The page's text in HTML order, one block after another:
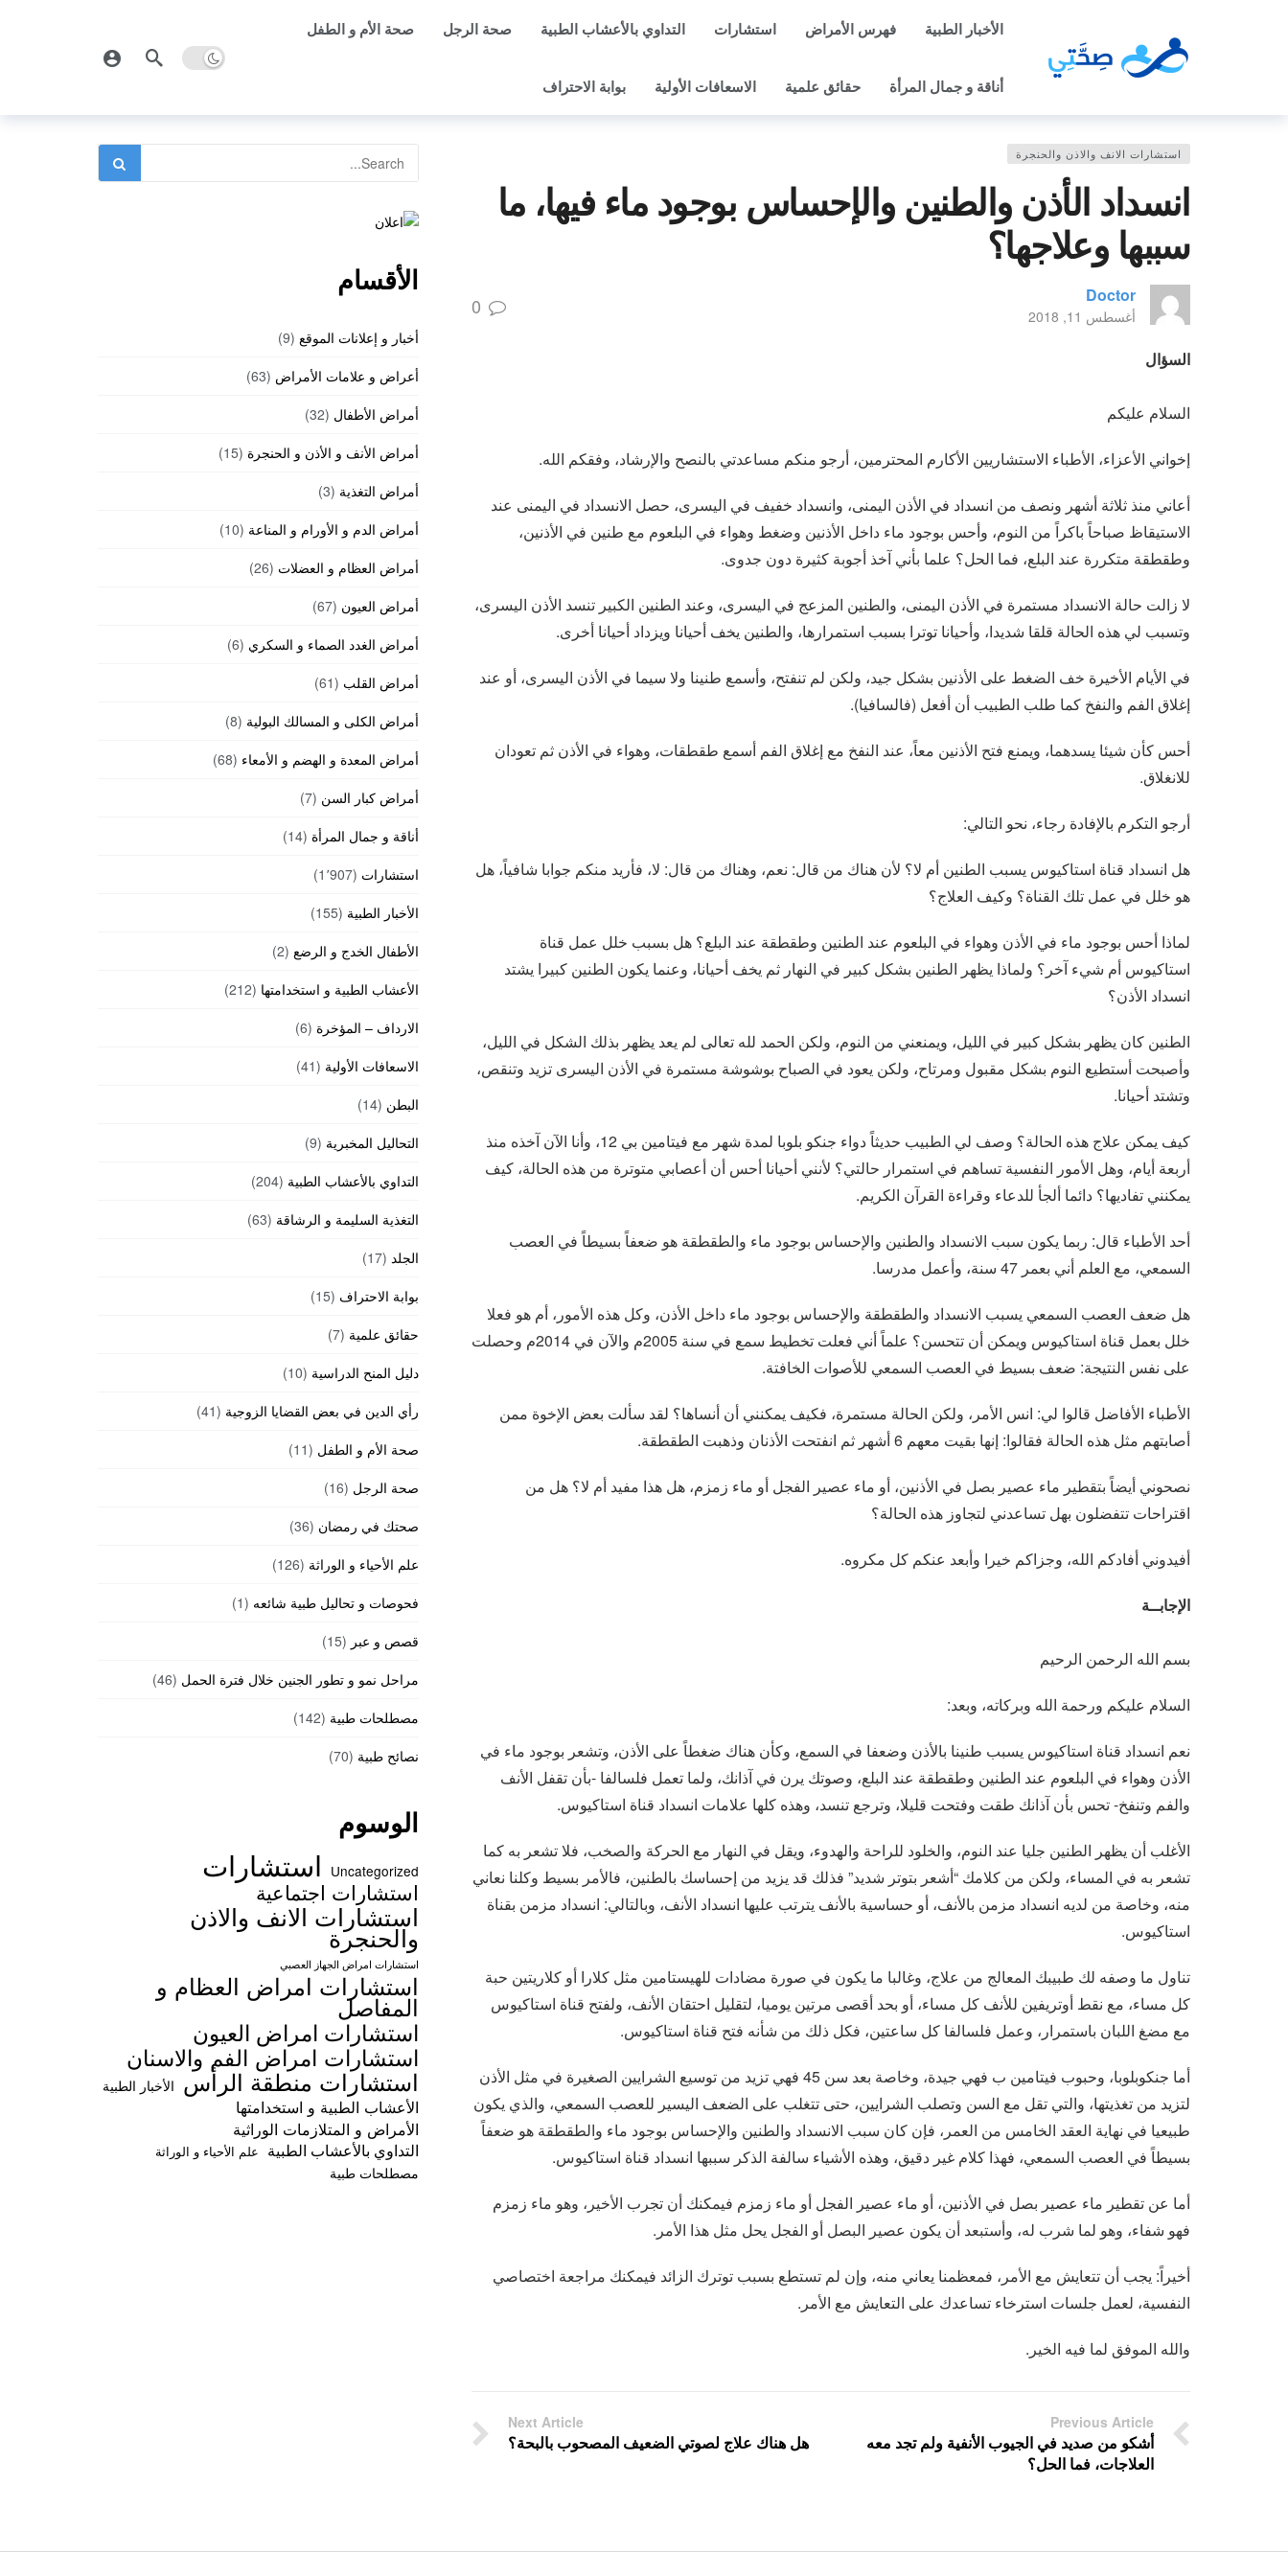
الأخبار الطبية فهرس الأمراض استشارات التداوي بالأعشاب الطبية صحة الرجل صحة الأم و الطفل
أناقة و جمال المرأة حقائق علمية الاسعافات الأولية بوابة الاحتراف
استشارات الانف والاذن والحنجرة
انسداد الأذن والطنين والإحساس بوجود ماء فيها، ما
سببها وعلاجها؟
Doctor
أغسطس 11, 2018 0
السؤال
السلام عليكم
إخواني الأعزاء، الأطباء الاستشاريين الأكارم المحترمين، أرجو منكم مساعدتي بالنصح والإرشاد، وفقكم الله.
أعاني منذ ثلاثة أشهر ونصف من انسداد في الأذن اليمنى، وانسداد خفيف في اليسرى، حصل الانسداد في اليمنى عند
الاستيقاظ صباحاً باكراً من النوم، وأحس بوجود ماء داخل الأذنين وضغط وهواء في البلعوم مع طنين في الأذنين،
وطقطقة متكررة عند البلع، فما الحل؟ علما بأني آخذ أجوبة كثيرة دون جدوى.
لا زالت حالة الانسداد مستمرة في الأذن اليمنى، والطنين المزعج في اليسرى، وعند الطنين الكبير تنسد الأذن اليسرى،
وتسبب لي هذه الحالة قلقا شديدا، وأحيانا توترا بسبب استمرارها، والطنين يخف أحيانا ويزداد أحيانا أخرى.
في الأيام الأخيرة خف الضغط على الأذنين بشكل جيد، ولكن لم تنفتح، وأسمع طنينا ولا سيما في الأذن اليسرى، أو عند
إغلاق الفم والنفخ كما طلب الطبيب أن أفعل (فالسافيا).
أحس كأن شيئا يسدهما، ويمنع فتح الأذنين معاً، عند النفخ مع إغلاق الفم أسمع طقطقات، وهواء في الأذن ثم تعودان
للانغلاق.
أرجو التكرم بالإفادة رجاء، نحو التالي:
هل انسداد قناة استاكيوس يسبب الطنين أم لا؟ لأن هناك من قال: نعم، وهناك من قال: لا، فأريد منكم جوابا شافياً، هل
هو خلل في عمل تلك القناة؟ وكيف العلاج؟
لماذا أحس بوجود ماء في الأذن وهواء في البلعوم عند الطنين وطقطقة عند البلع؟ هل بسبب خلل عمل قناة
استاكيوس أم شيء آخر؟ ولماذا يظهر الطنين بشكل كبير في النهار ثم يخف أحيانا، وعنما يكون الطنين كبيرا يشتد
انسداد الأذن؟
الطنين كان يظهر بشكل كبير في الليل، ويمنعني من النوم، ولكن الحمد لله تعالى لم يعد يظهر بذلك الشكل في الليل،
وأصبحت أستطيع النوم بشكل مقبول ومرتاح، ولكن يعود في الصباح بوشوشة مستمرة في الأذن اليسرى تزيد وتنقص،
وتشتد أحيانا.
كيف يمكن علاج هذه الحالة؟ وصف لي الطبيب حديثاً دواء جنكو بلوبا لمدة شهر مع فيتامين بي 12، وأنا الآن آخذه منذ
أربعة أيام، وهل الأمور النفسية تساهم في استمرار حالتي؟ لأنني أحيانا أحس أن أعصابي متوترة من هذه الحالة، كيف
يمكنني تفاديها؟ دائما ألجأ للدعاء وقراءة القرآن الكريم.
أحد الأطباء قال: ربما يكون سبب الانسداد والطنين والإحساس بوجود ماء والطقطقة هو ضعفاً بسيطاً في العصب
السمعي، مع العلم أني بعمر 47 سنة، وأعمل مدرسا.
هل ضعف العصب السمعي يسبب الانسداد والطقطقة والإحساس بوجود ماء داخل الأذن، وكل هذه الأمور، أم هو فعلا
خلل بعمل قناة استاكيوس ويمكن أن تتحسن؟ علماً أني فعلت تخطيط سمع في سنة 2005م والآن في 2014م وحصلت
على نفس النتيجة: ضعف بسيط في العصب السمعي للأصوات الخافتة.
الأطباء الأفاضل قالوا لي: انس الأمر، ولكن الحالة مستمرة، فكيف يمكنني أن أنساها؟ لقد سألت بعض الإخوة ممن
أصابتهم مثل هذه الحالة فقالوا: إنها بقيت معهم 6 أشهر ثم انفتحت الأذنان وذهبت الطقطقة.
نصحوني أيضاً بتقطير ماء عصير بصل في الأذنين، أو ماء عصير الفجل أو ماء زمزم، هل هذا مفيد أم لا؟ هل من
اقتراحات تتفضلون بهل تساعدني لتجاوز هذه الحالة؟
أفيدوني أفادكم الله، وجزاكم خيرا وأبعد عنكم كل مكروه.
الإجابــة
بسم الله الرحمن الرحيم
السلام عليكم ورحمة الله وبركاته، وبعد:
نعم انسداد قناة استاكيوس يسبب طنينا بالأذن وضعفا في السمع، وكأن هناك ضغطاً على الأذن، وتشعر بوجود ماء في
الأذن وهواء في البلعوم عند الطنين وطقطقة عند البلع، وصوتك يرن في آذانك، ولما تعمل فلسالفا -بأن تقفل الأنف
والفم وتنفخ- تحس بأن آذانك طقت وفتحت قليلا، وترجع تنسد، وهذه كلها علامات انسداد قناة استاكيوس.
الأغلب أن يظهر الطنين جليا عند النوم، والخلود للراحة والهدوء، ويقل في النهار مع الحركة والصخب، فلا تشعر به كما
تشعر به في المساء، ولكن من كلامك “أشعر بتوتر شديد” فذلك قد يزيد من إحساسك بالطنين، فالأمر بسيط وكلنا نعاني
منه، وخاصة من لديه انسداد مزمن بالأنف، أو حساسية بالأنف يترتب عليها انسداد الأنف، وبالتالي: انسداد مزمن بقناة
استاكيوس.
تناول ما وصفه لك طبيبك المعالج من علاج، وغالبا ما يكون في صورة مضادات للهيستامين مثل كلارا أو كلاريتين حبة
كل مساء، مع نقط أوتريفين للأنف كل مساء، أو بحد أقصى مرتين يوميا، لتقليل احتقان الأنف، ولفتح قناة استاكيوس
مع مضغ اللبان باستمرار، وعمل فلسالفا كل ساعتين، فكل ذلك من شأنه فتح قناة استاكيوس.
أما جنكوبلوبا، وحبوب فيتامين ب فهي جيدة، وخاصة بعد سن 45 فهي تزيد من توسيع الشرايين الصغيرة في مثل الأذن
لتزيد من تغذيتها، والتي تقل مع السن وتصلب الشرايين، حتى تتغلب على الضعف اليسير للعصب السمعي، والذي يكون
طبيعيا في نهاية العقد الخامس من العمر، فإن كان سبب الانسداد والطنين والإحساس بوجود ماء والطقطقة هو ضعفاً
بسيطاً في العصب السمعي، فهذا كلام غير دقيق، وهذه الأشياء سالفة الذكر سببها انسداد قناة استاكيوس.
أما عن تقطير ماء عصير بصل في الأذنين، أو ماء عصير الفجل أو ماء زمزم فيمكنك أن تجرب الأخير، وهو ماء زمزم
فهو شفاء، وهو لما شرب له، وأستبعد أن يكون عصير البصل أو الفجل يحل مثل هذا الأمر.
أخيراً: يجب أن تتعايش مع الأمر، فمعظمنا يعاني منه، وإن لم تستطع بسبب توترك الزائد فيمكنك مراجعة اختصاصي
النفسية، لعمل جلسات استرخاء تساعدك على التعايش مع الأمر.
والله الموفق لما فيه الخير.
Previous Article
أشكو من صديد في الجيوب الأنفية ولم تجد معه
العلاجات، فما الحل؟
Next Article
هل هناك علاج لصوتي الضعيف المصحوب بالبحة؟
الأقسام
أخبار و إعلانات الموقع (9)
أعراض و علامات الأمراض (63)
أمراض الأطفال (32)
أمراض الأنف و الأذن و الحنجرة (15)
أمراض التغذية (3)
أمراض الدم و الأورام و المناعة (10)
أمراض العظام و العضلات (26)
أمراض العيون (67)
أمراض الغدد الصماء و السكري (6)
أمراض القلب (61)
أمراض الكلى و المسالك البولية (8)
أمراض المعدة و الهضم و الأمعاء (68)
أمراض كبار السن (7)
أناقة و جمال المرأة (14)
استشارات (1٬907)
الأخبار الطبية (155)
الأطفال الخدج و الرضع (2)
الأعشاب الطبية و استخدامتها (212)
الارداف – المؤخرة (6)
الاسعافات الأولية (41)
البطن (14)
التحاليل المخبرية (9)
التداوي بالأعشاب الطبية (204)
التغذية السليمة و الرشاقة (63)
الجلد (17)
بوابة الاحتراف (15)
حقائق علمية (7)
دليل المنح الدراسية (10)
رأي الدين في بعض القضايا الزوجية (41)
صحة الأم و الطفل (11)
صحة الرجل (16)
صحتك في رمضان (36)
علم الأحياء و الوراثة (126)
فحوصات و تحاليل طبية شائعه (1)
قصص و عبر (15)
مراحل نمو و تطور الجنين خلال فترة الحمل (46)
مصطلحات طبية (142)
نصائح طبية (70)
الوسوم
Uncategorized استشارات
استشارات اجتماعية
استشارات الانف والاذن
والحنجرة
استشارات امراض الجهاز العصبي
استشارات امراض العظام و
المفاصل
استشارات امراض العيون
استشارات امراض الفم والاسنان
استشارات منطقة الرأس الأخبار الطبية
الأعشاب الطبية و استخدامتها
الأمراض و المتلازمات الوراثية
التداوي بالأعشاب الطبية علم الأحياء و الوراثة
مصطلحات طبية